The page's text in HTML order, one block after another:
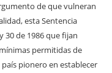
de que vulneran
esta Sentencia
30 de 1986 que fijan
permitidas de
pionero en establecer